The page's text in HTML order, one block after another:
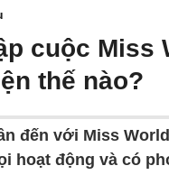
cuộc Miss
thế nào?
đến với Miss
hoạt động và có